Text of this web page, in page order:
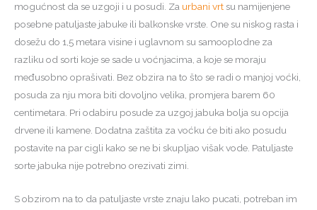
mogućnost da se uzgoji i u posudi. Za urbani vrt su namijenjene
posebne patuljaste jabuke ili balkonske vrste. One su niskog rasta i
dosežu do 1,5 metara visine i uglavnom su samooplodne za
razliku od sorti koje se sade u voćnjacima, a koje se moraju
međusobno oprašivati. Bez obzira na to što se radi o manjoj voćki,
posuda za nju mora biti dovoljno velika, promjera barem 60
centimetara. Pri odabiru posude za uzgoj jabuka bolja su opcija
drvene ili kamene. Dodatna zaštita za voćku će biti ako posudu
postavite na par cigli kako se ne bi skupljao višak vode. Patuljaste
sorte jabuka nije potrebno orezivati zimi.
S obzirom na to da patuljaste vrste znaju lako pucati, potreban im